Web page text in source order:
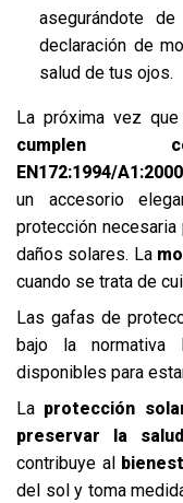
asegurándote
declaración de
salud de tus ojos.
La próxima vez
cumplen
EN172:1994/
un accesorio
protección
daños solares. La
cuando se trata de
Las gafas de
bajo la normativa
disponibles para
La protección
preservar la
contribuye al
del sol y toma